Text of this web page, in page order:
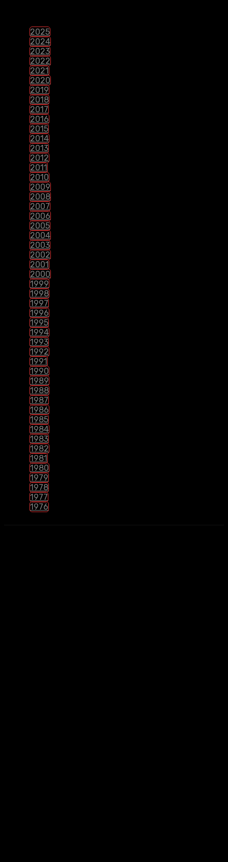
2025
2024
2023
2022
2021
2020
2019
2018
2017
2016
2015
2014
2013
2012
2011
2010
2009
2008
2007
2006
2005
2004
2003
2002
2001
2000
1999
1998
1997
1996
1995
1994
1993
1992
1991
1990
1989
1988
1987
1986
1985
1984
1983
1982
1981
1980
1979
1978
1977
1976